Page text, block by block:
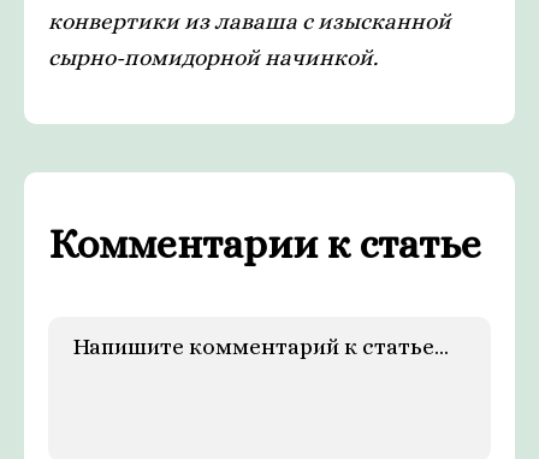
конвертики из лаваша с изысканной
сырно-помидорной начинкой.
Комментарии к статье